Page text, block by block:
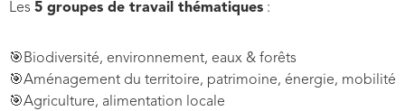
Les 5 groupes de travail thématiques :
🎯Biodiversité, environnement, eaux & forêts
🎯Aménagement du territoire, patrimoine, énergie, mobilité
🎯Agriculture, alimentation locale